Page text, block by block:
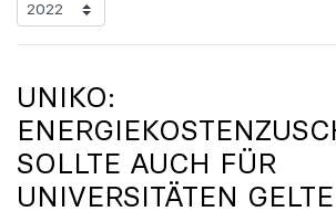
UNIKO:
SOLLTE AUCH FÜR
UNIVERSITÄTEN